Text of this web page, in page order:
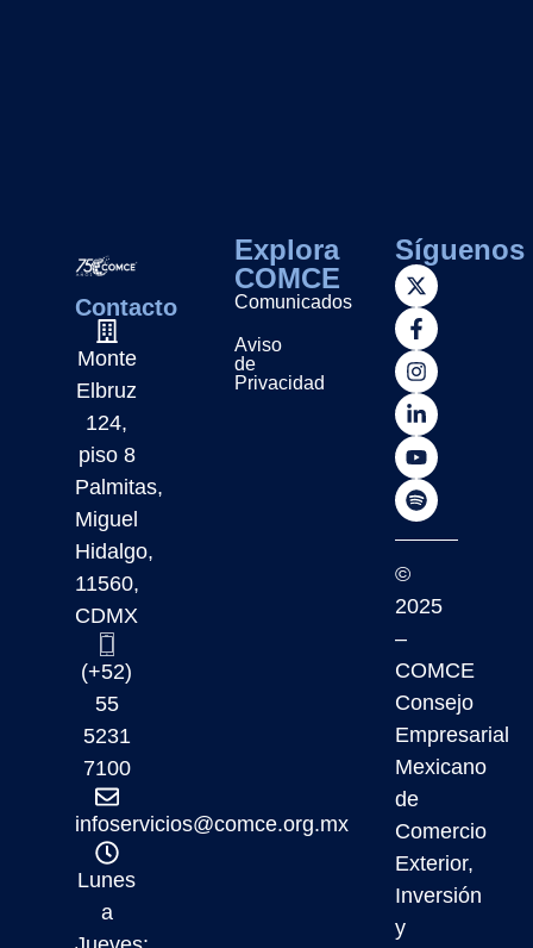
Contacto
Monte
Elbruz
124,
piso 8
Palmitas,
Miguel
Hidalgo,
11560,
CDMX
(+52)
55
5231
7100
infoservicios@comce.org.mx
Lunes
a
Explora
COMCE
Comunicados
Aviso
de
Privacidad
Síguenos
©
2025
–
COMCE
Consejo
Empresarial
Mexicano
de
Comercio
Exterior,
Inversión
y